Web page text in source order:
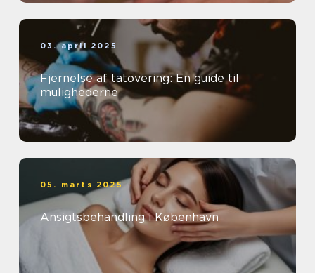
03. april 2025
Fjernelse af tatovering: En guide til
mulighederne
05. marts 2025
Ansigtsbehandling i København